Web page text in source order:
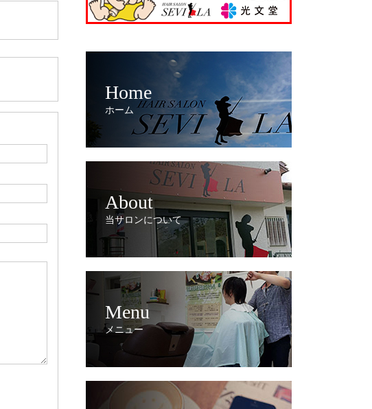
Home
ホーム
About
当サロンについて
Menu
メニュー